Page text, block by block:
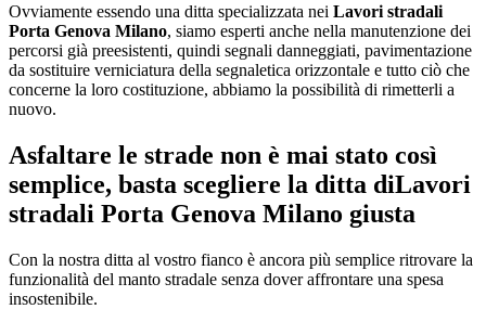
Ovviamente essendo una ditta specializzata nei Lavori stradali
Porta Genova Milano, siamo esperti anche nella manutenzione dei
percorsi già preesistenti, quindi segnali danneggiati, pavimentazione
da sostituire verniciatura della segnaletica orizzontale e tutto ciò che
concerne la loro costituzione, abbiamo la possibilità di rimetterli a
nuovo.
Asfaltare le strade non è mai stato così
semplice, basta scegliere la ditta diLavori
stradali Porta Genova Milano giusta
Con la nostra ditta al vostro fianco è ancora più semplice ritrovare la
funzionalità del manto stradale senza dover affrontare una spesa
insostenibile.